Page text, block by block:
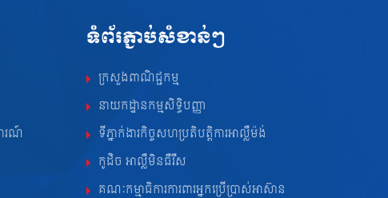
រណ៍
ទំព័រភ្ជាប់សំខាន់ៗ
ក្រសួងពាណិជ្ជកម្ម
នាយកដ្ឋានកម្មសិទ្ធិបញ្ញា
ទីភ្នាក់ងារកិច្ចសហប្រតិបត្តិការអាល្លឺម៉ង់
កូដិច អាល្លឺមិនធឺរឺស
គណៈកម្មាធិការការពារអ្នកប្រើប្រាស់អាស៊ាន